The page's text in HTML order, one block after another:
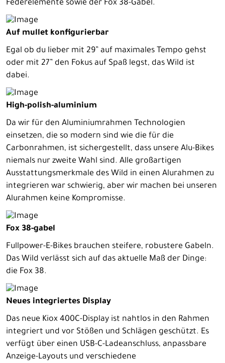
Federelemente sowie der Fox 38-Gabel.
Auf mullet konfigurierbar
Egal ob du lieber mit 29” auf maximales Tempo gehst
oder mit 27” den Fokus auf Spaß legst, das Wild ist
dabei.
High-polish-aluminium
Da wir für den Aluminiumrahmen Technologien
einsetzen, die so modern sind wie die für die
Carbonrahmen, ist sichergestellt, dass unsere Alu-Bikes
niemals nur zweite Wahl sind. Alle großartigen
Ausstattungsmerkmale des Wild in einen Alurahmen zu
integrieren war schwierig, aber wir machen bei unseren
Alurahmen keine Kompromisse.
Fox 38-gabel
Fullpower-E-Bikes brauchen steifere, robustere Gabeln.
Das Wild verlässt sich auf das aktuelle Maß der Dinge:
die Fox 38.
Neues integriertes Display
Das neue Kiox 400C-Display ist nahtlos in den Rahmen
integriert und vor Stößen und Schlägen geschützt. Es
verfügt über einen USB-C-Ladeanschluss, anpassbare
Anzeige-Layouts und verschiedene